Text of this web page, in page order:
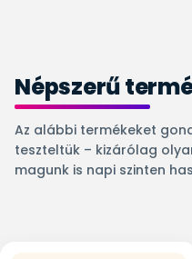
Népszerű
Az alábbi termékeket
teszteltük – kizárólag
magunk is napi szinten